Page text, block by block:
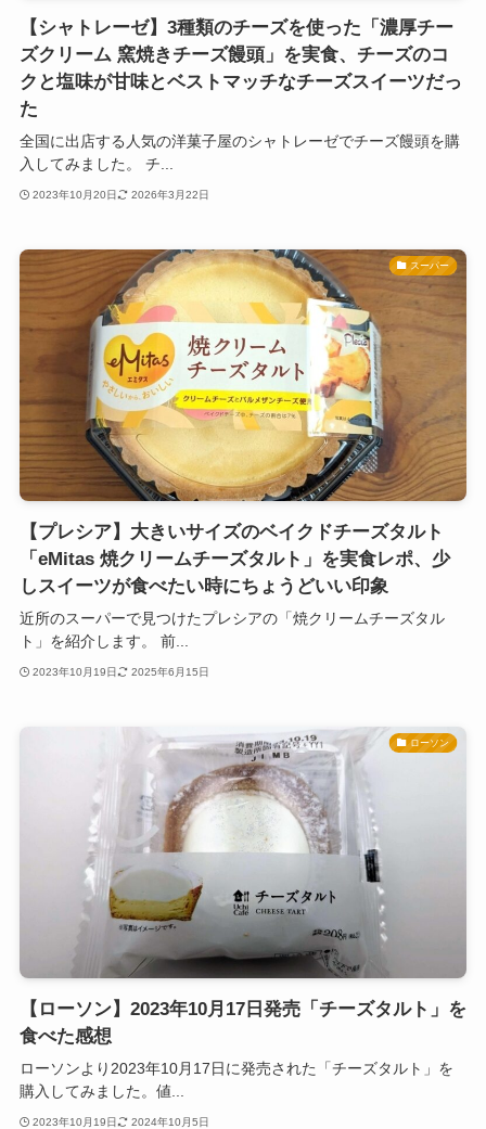
【シャトレーゼ】3種類のチーズを使った「濃厚チー
ズクリーム 窯焼きチーズ饅頭」を実食、チーズのコ
クと塩味が甘味とベストマッチなチーズスイーツだっ
た
全国に出店する人気の洋菓子屋のシャトレーゼでチーズ饅頭を購
入してみました。 チ...
2023年10月20日 2026年3月22日
スーパー
【プレシア】大きいサイズのベイクドチーズタルト
「eMitas 焼クリームチーズタルト」を実食レポ、少
しスイーツが食べたい時にちょうどいい印象
近所のスーパーで見つけたプレシアの「焼クリームチーズタル
ト」を紹介します。 前...
2023年10月19日 2025年6月15日
ローソン
【ローソン】2023年10月17日発売「チーズタルト」を
食べた感想
ローソンより2023年10月17日に発売された「チーズタルト」を
購入してみました。値...
2023年10月19日 2024年10月5日